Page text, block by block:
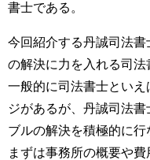
書士である。
今回紹介する丹誠司法
の解決に力を入れる司法
一般的に司法書士とい
ジがあるが、丹誠司法
ブルの解決を積極的に行
まずは事務所の概要や